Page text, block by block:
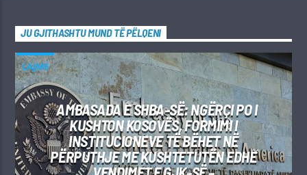
JU GJITHASHTU MUND TË PËLQENI
LAJME
AMBASADA E SHBA-SË: NGËRÇI PO I
KUSHTON KOSOVËS, FORMIMI I
INSTITUCIONEVE TË BËHET NË
PËRPUTHJE ME KUSHTETUTËN EDHE